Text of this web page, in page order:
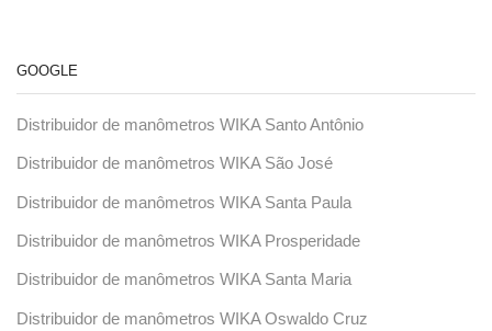
GOOGLE
Distribuidor de manômetros WIKA Santo Antônio
Distribuidor de manômetros WIKA São José
Distribuidor de manômetros WIKA Santa Paula
Distribuidor de manômetros WIKA Prosperidade
Distribuidor de manômetros WIKA Santa Maria
Distribuidor de manômetros WIKA Oswaldo Cruz